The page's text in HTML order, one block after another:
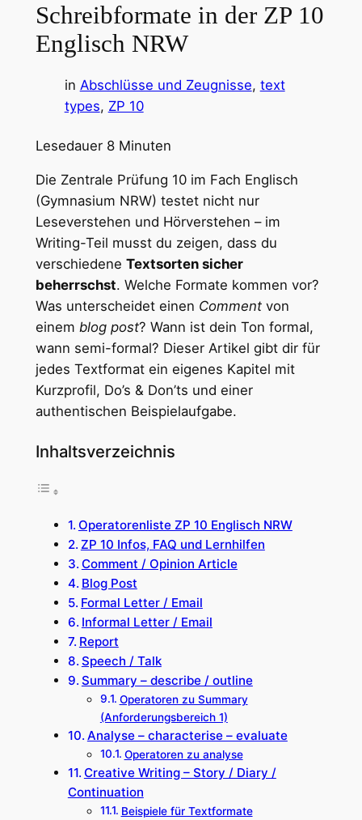
Schreibformate in der ZP 10
Englisch NRW
in Abschlüsse und Zeugnisse, text
types, ZP 10
Lesedauer 8 Minuten
Die Zentrale Prüfung 10 im Fach Englisch
(Gymnasium NRW) testet nicht nur
Leseverstehen und Hörverstehen – im
Writing-Teil musst du zeigen, dass du
verschiedene Textsorten sicher
beherrschst. Welche Formate kommen vor?
Was unterscheidet einen Commentvon
einem blog post? Wann ist dein Ton formal,
wann semi-formal? Dieser Artikel gibt dir für
jedes Textformat ein eigenes Kapitel mit
Kurzprofil, Do’s & Don’ts und einer
authentischen Beispielaufgabe.
Inhaltsverzeichnis
Operatorenliste ZP 10 Englisch NRW
ZP 10 Infos, FAQ und Lernhilfen
Comment / Opinion Article
Blog Post
Formal Letter / Email
Informal Letter / Email
Report
Speech / Talk
Summary – describe / outline
Operatoren zu Summary
(Anforderungsbereich 1)
Analyse – characterise – evaluate
Operatoren zu analyse
Creative Writing – Story / Diary /
Continuation
Beispiele für Textformate